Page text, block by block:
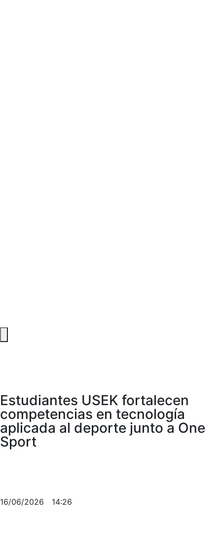
Estudiantes USEK fortalecen
competencias en tecnología
aplicada al deporte junto a One
Sport
16/06/2026 14:26